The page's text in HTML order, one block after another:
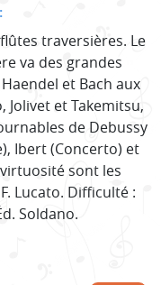
traversières. Le
va des grandes
et Bach aux
et Takemitsu,
de Debussy
Ibert (Concerto) et
sont les
Lucato. Difficulté :
Soldano.